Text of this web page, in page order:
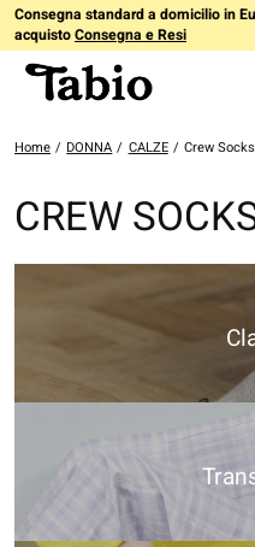
Consegna standard a domicilio in
acquistoConsegna e Resi
Home / DONNA / CALZE / Crew Socks
CREW